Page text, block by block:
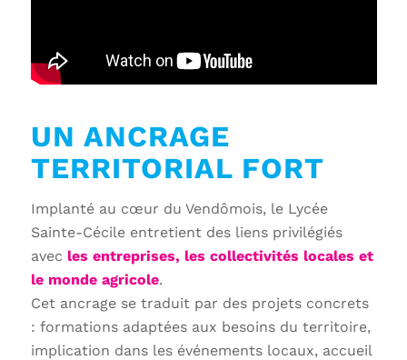
UN ANCRAGE
TERRITORIAL FORT
Implanté au cœur du Vendômois, le Lycée
Sainte-Cécile entretient des liens privilégiés
avec les entreprises, les collectivités locales et
le monde agricole.
Cet ancrage se traduit par des projets concrets
: formations adaptées aux besoins du territoire,
implication dans les événements locaux, accueil